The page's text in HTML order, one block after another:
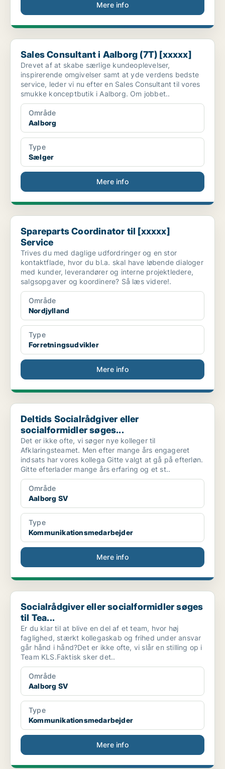
Mere info
Sales Consultant i Aalborg (7T) [xxxxx]
Sales Consultant i Aalborg (7T) [xxxxx]
Drevet af at skabe særlige kundeoplevelser,
inspirerende omgivelser samt at yde verdens bedste
service, leder vi nu efter en Sales Consultant til vores
smukke konceptbutik i Aalborg. Om jobbet..
Område
Aalborg
Type
Sælger
Mere info
Spareparts Coordinator til [xxxxx] Service
Spareparts Coordinator til [xxxxx]
Service
Trives du med daglige udfordringer og en stor
kontaktflade, hvor du bl.a. skal have løbende dialoger
med kunder, leverandører og interne projektledere,
salgsopgaver og koordinere? Så læs videre!.
Område
Nordjylland
Type
Forretningsudvikler
Mere info
Deltids Socialrådgiver eller socialformidler søges...
Deltids Socialrådgiver eller
socialformidler søges...
Det er ikke ofte, vi søger nye kolleger til
Afklaringsteamet. Men efter mange års engageret
indsats har vores kollega Gitte valgt at gå på efterløn.
Gitte efterlader mange års erfaring og et st..
Område
Aalborg SV
Type
Kommunikationsmedarbejder
Mere info
Socialrådgiver eller socialformidler søges til Tea...
Socialrådgiver eller socialformidler søges
til Tea...
Er du klar til at blive en del af et team, hvor høj
faglighed, stærkt kollegaskab og frihed under ansvar
går hånd i hånd?Det er ikke ofte, vi slår en stilling op i
Team KLS.Faktisk sker det..
Område
Aalborg SV
Type
Kommunikationsmedarbejder
Mere info